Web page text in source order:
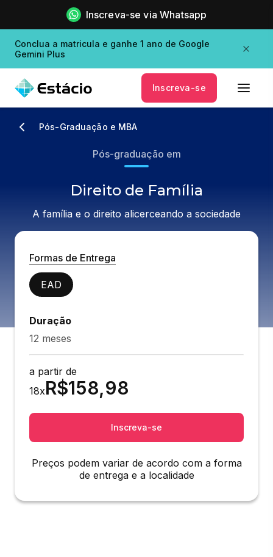
Inscreva-se via Whatsapp
Conclua a matricula e ganhe 1 ano de Google
Gemini Plus
Inscreva-se
Pós-Graduação e MBA
Pós-graduação em
Direito de Família
A família e o direito alicerceando a sociedade
Formas de Entrega
EAD
Duração
12 meses
a partir de
18xR$158,98
Inscreva-se
Preços podem variar de acordo com a forma
de entrega e a localidade